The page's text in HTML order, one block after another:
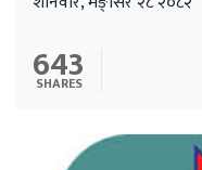
643
SHARES